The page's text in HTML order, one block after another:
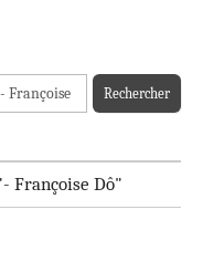
Françoise Dô"